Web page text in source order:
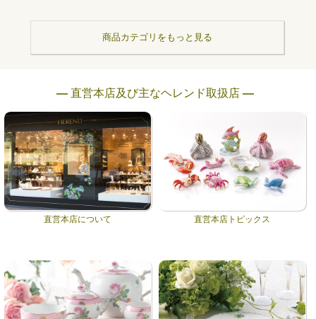
商品カテゴリをもっと見る
― 直営本店及び主なヘレンド取扱店 ―
直営本店について 直営本店トピックス